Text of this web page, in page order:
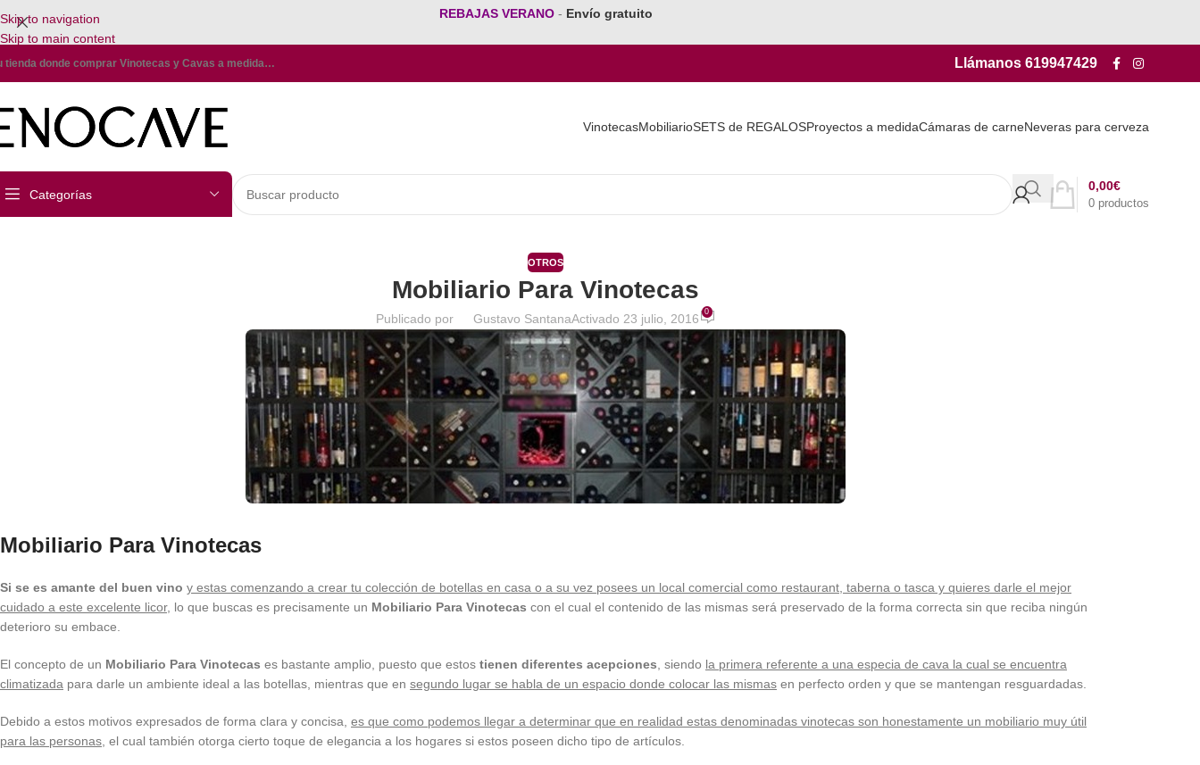
Skip to navigation
Skip to main content
REBAJAS VERANO - Envío gratuito
tienda donde comprar Vinotecas y Cavas a medida… Llámanos 619947429
VinotecasMobiliarioSETS de REGALOSProyectos a medidaCámaras de carneNeveras para cerveza
Categorías
0 productos
0,00€
OTROS
Mobiliario Para Vinotecas
Publicado por Gustavo SantanaActivado 23 julio, 2016 0
Mobiliario Para Vinotecas
Si se es amante del buen vino y estas comenzando a crear tu colección de botellas en casa o a su vez posees un local comercial como restaurant, taberna o tasca y quieres darle el mejor
cuidado a este excelente licor, lo que buscas es precisamente un Mobiliario Para Vinotecas con el cual el contenido de las mismas será preservado de la forma correcta sin que reciba ningún
deterioro su embace.
El concepto de un Mobiliario Para Vinotecas es bastante amplio, puesto que estos tienen diferentes acepciones , siendo la primera referente a una especia de cava la cual se encuentra
climatizada para darle un ambiente ideal a las botellas, mientras que en segundo lugar se habla de un espacio donde colocar las mismas en perfecto orden y que se mantengan resguardadas.
Debido a estos motivos expresados de forma clara y concisa, es que como podemos llegar a determinar que en realidad estas denominadas vinotecas son honestamente un mobiliario muy útil
para las personas , el cual también otorga cierto toque de elegancia a los hogares si estos poseen dicho tipo de artículos.